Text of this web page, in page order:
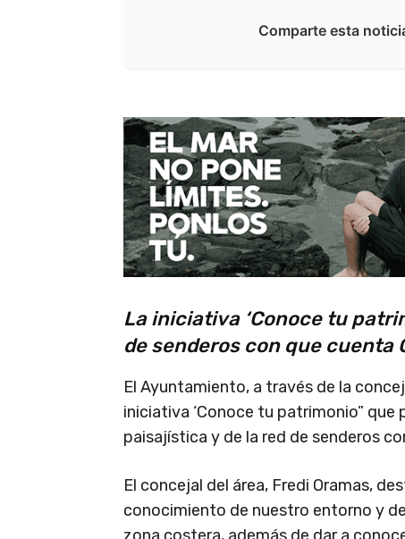
Comparte esta
La iniciativa ‘Conoce tu
de senderos con que cuenta
El Ayuntamiento, a través de la
iniciativa ‘Conoce tu patrimonio”
paisajística y de la red de senderos
El concejal del área, Fredi Oramas,
conocimiento de nuestro entorno y